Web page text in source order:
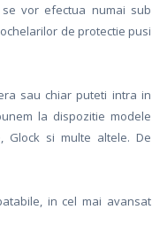
vor efectua numai sub
de protectie pusi
sau chiar puteti intra in
la dispozitie modele
Glock si multe altele. De
in cel mai avansat